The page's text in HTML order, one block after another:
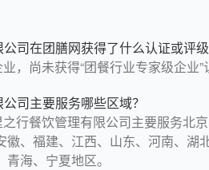
司在团膳网获得了什么认证或评级
，尚未获得“团餐行业专家级企业”
司主要服务哪些区域？
行餐饮管理有限公司主要服务北
徽、福建、江西、山东、河南、湖
海、宁夏地区。